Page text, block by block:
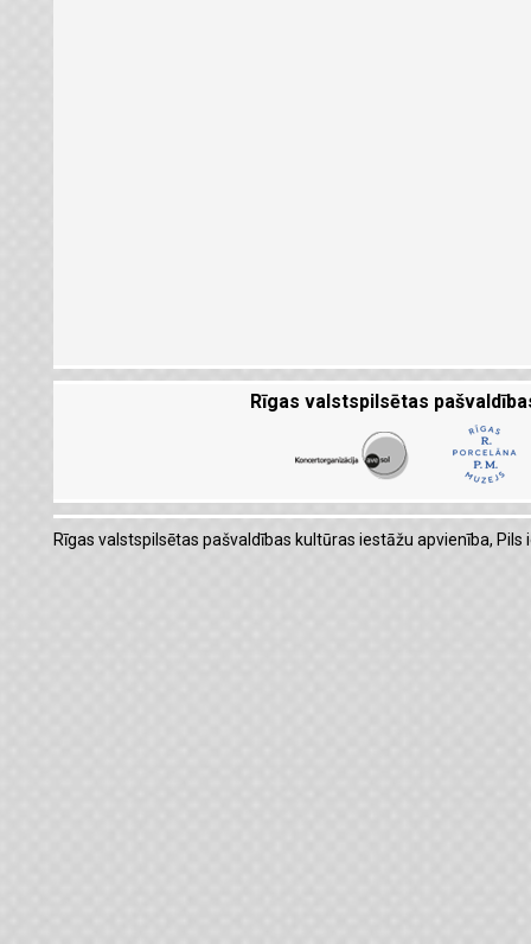
Rīgas valstspilsētas
Rīgas valstspilsētas pašvaldības kultūras iestāžu apvienība,